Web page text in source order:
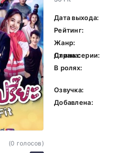
(0 голосов)
Дата выхода:
Рейтинг:
Жанр:
Страна:
Длина серии:
В ролях:
Озвучка:
Добавлена: